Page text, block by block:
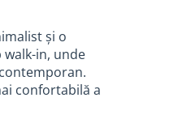
și o
in, unde
confortabilă a